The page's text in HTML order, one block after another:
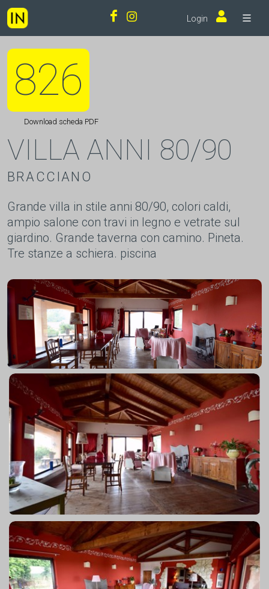
Login
826
Download scheda PDF
VILLA ANNI 80/90
BRACCIANO
Grande villa in stile anni 80/90, colori caldi,
ampio salone con travi in legno e vetrate sul
giardino. Grande taverna con camino. Pineta.
Tre stanze a schiera. piscina